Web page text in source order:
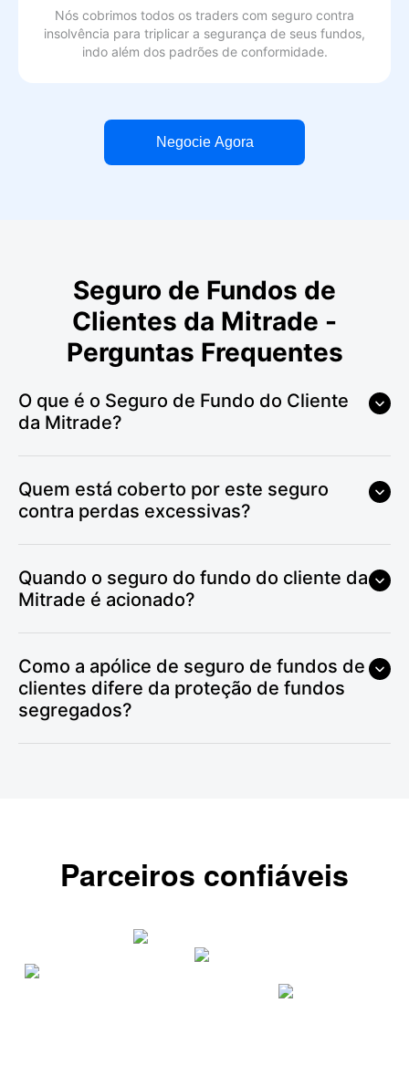
Nós cobrimos todos os traders com seguro contra
insolvência para triplicar a segurança de seus fundos,
indo além dos padrões de conformidade.
Negocie Agora
Seguro de Fundos de
Clientes da Mitrade -
Perguntas Frequentes
O que é o Seguro de Fundo do Cliente
da Mitrade?
Quem está coberto por este seguro
contra perdas excessivas?
Quando o seguro do fundo do cliente da
Mitrade é acionado?
Como a apólice de seguro de fundos de
clientes difere da proteção de fundos
segregados?
Parceiros confiáveis